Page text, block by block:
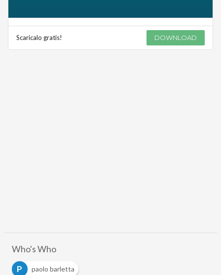
Scaricalo gratis! DOWNLOAD
Who's Who
P
paolo barletta